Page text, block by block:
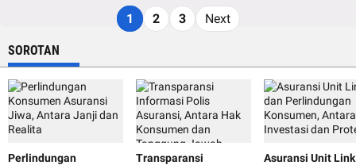
1 2 3 Next
SOROTAN
Perlindungan
Transparansi
Asuransi Unit